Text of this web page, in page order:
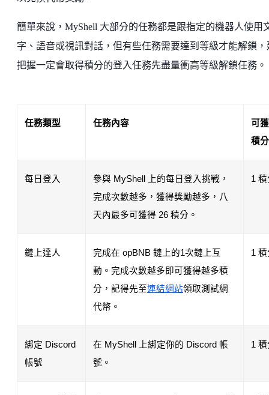
簡單來說，MyShell 大部分的任務都是跟指定的機器人使用
字、語音或視訊對話，但有些任務需要達到等級才能解鎖，
把握一定會取得積分的登入任務先盡量衝高等級解鎖任務。
任務類型 任務內容
可
積分
每日登入
參與 MyShell 上的每日登入挑戰，
完成次數越多，獲得獎勵越多，八
天內最多可獲得 26 積分。
1
鏈上達人
完成在 opBNB 鏈上的1次鏈上互
動。完成次數越多即可獲得越多積
分，記得先至連結網站領取測試網
代幣。
1
綁定 Discord
帳號
在 MyShell 上綁定你的 Discord 帳
號。
1